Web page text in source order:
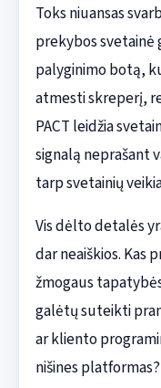
Toks niuansas
prekybos
palyginimo botą,
atmesti skreperį,
PACT leidžia
signalą neprašant
tarp svetainių
Vis dėlto detalės
dar neaiškios. Kas
žmogaus
galėtų suteikti
ar kliento
nišines